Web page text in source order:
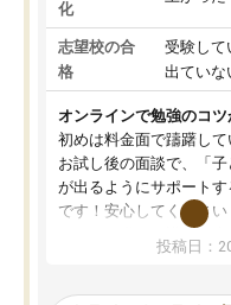
化
志望校の合
格
受験して
出ていな
オンラインで勉強のコツ
初めは料金面で躊躇して
お試し後の面談で、「
が出るようにサポート
です！安心してください
ないのは私たち講師の責
ってくださり、確かに
投稿日：